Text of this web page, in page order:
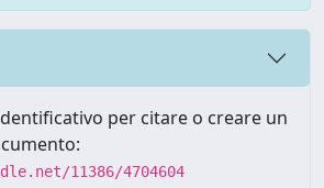
per citare o creare un
11386/4704604